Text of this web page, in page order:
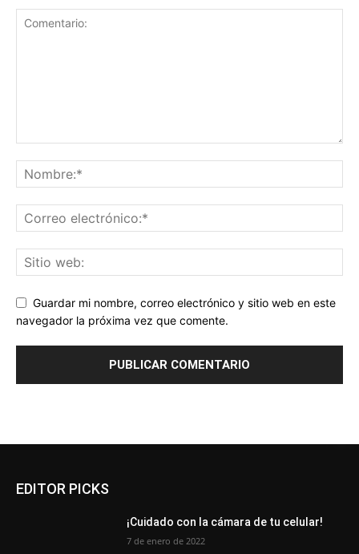
Guardar mi nombre, correo electrónico y sitio web en este
navegador la próxima vez que comente.
EDITOR PICKS
¡Cuidado con la cámara de tu celular!
7 de enero de 2022